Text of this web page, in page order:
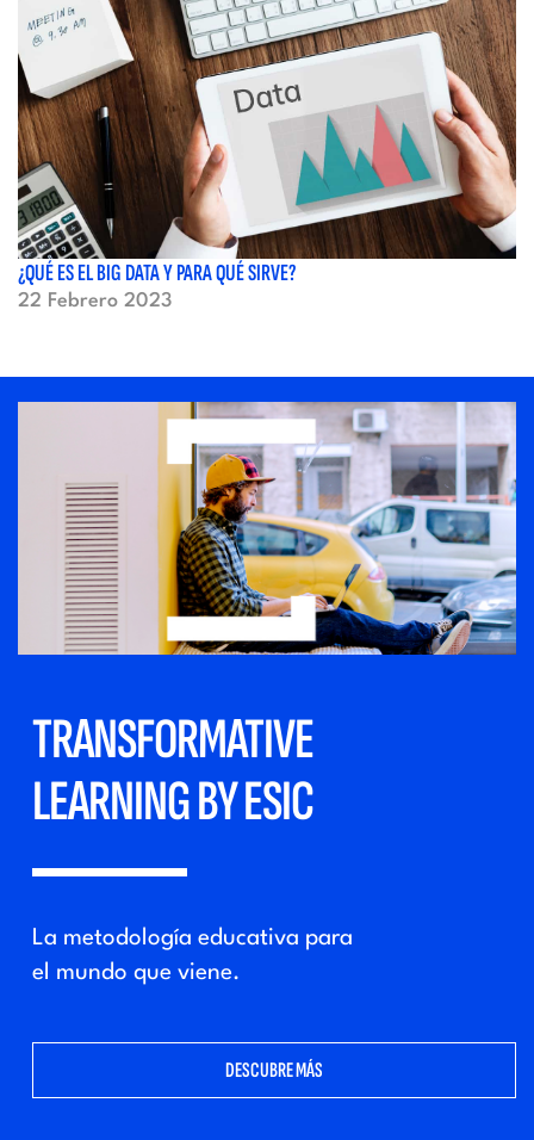
¿QUÉ ES EL BIG DATA Y PARA QUÉ SIRVE?
22 Febrero 2023
TRANSFORMATIVE
LEARNING BY ESIC
La metodología educativa para
el mundo que viene.
DESCUBRE MÁS